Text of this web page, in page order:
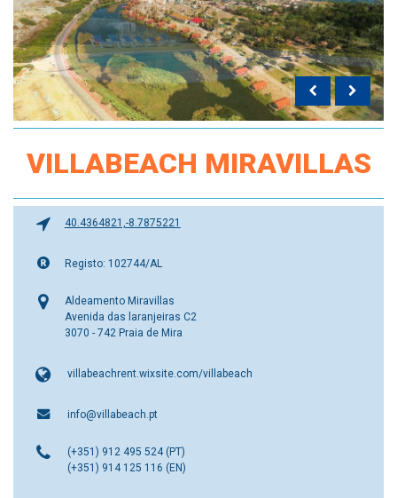
VILLABEACH MIRAVILLAS
40.4364821,-8.7875221
Registo: 102744/AL
Aldeamento Miravillas
Avenida das laranjeiras C2
3070 - 742 Praia de Mira
villabeachrent.wixsite.com/villabeach
info@villabeach.pt
(+351) 912 495 524 (PT)
(+351) 914 125 116 (EN)